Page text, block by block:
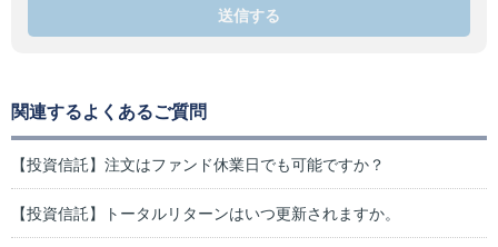
送信する
関連するよくあるご質問
【投資信託】注文はファンド休業日でも可能ですか？
【投資信託】トータルリターンはいつ更新されますか。